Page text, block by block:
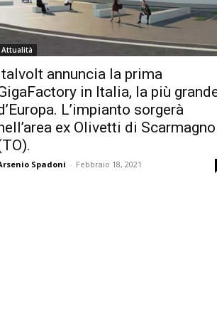
Attualità
annuncia la prima
in Italia, la più
L’impianto sorgerà
ex Olivetti di Scarmagno
Spadoni - Febbraio 18, 2021